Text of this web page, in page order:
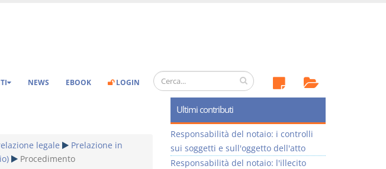
NEWS EBOOK LOGIN
legale
Prelazione in
Procedimento
Ultimi contributi
Responsabilità del notaio: i controlli
sui soggetti e sull'oggetto dell'atto
Responsabilità del notaio: l'illecito